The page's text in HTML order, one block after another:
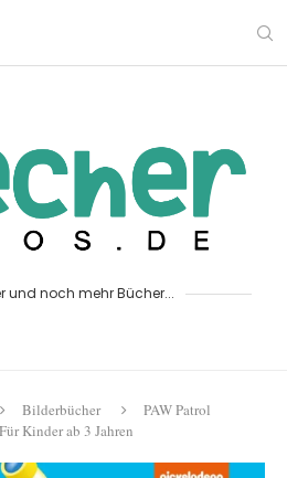
und noch mehr Bücher...
Bilderbücher
PAW Patrol
Kinder ab 3 Jahren